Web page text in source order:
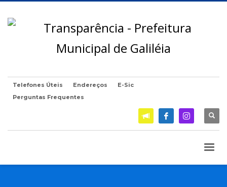
Telefones Úteis Endereços
E-Sic
Perguntas Frequentes